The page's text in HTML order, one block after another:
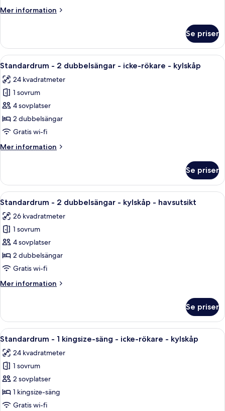
dubbelsängar
rökare
-
balkong
Mer information
Mer
Executive
2
icke-
rökare
-
balkong
Se priser
Öppna
alla
foton
för
Standardrum
-
2
-
kylskåp
Ett hotellrum med två sängar, en
6
Standardrum - 2 dubbelsängar - icke-rökare - kylskåp
24 kvadratmeter
1 sovrum
4 sovplatser
2 dubbelsängar
Gratis wi-fi
Mer information
Mer
-
dubbelsängar
icke-
rökare
kylskåp
Se priser
Öppna
alla
foton
för
Standardrum
-
2
-
havsutsikt
Ett hotellrum med två sängar, en
7
Standardrum - 2 dubbelsängar - kylskåp - havsutsikt
26 kvadratmeter
1 sovrum
4 sovplatser
2 dubbelsängar
Gratis wi-fi
Mer information
Mer
-
dubbelsängar
kylskåp
havsutsikt
Se priser
Öppna
alla
foton
för
Standardrum
-
1
Ett hotellrum med en stor säng, två
6
Standardrum - 1 kingsize-säng - icke-rökare - kylskåp
24 kvadratmeter
1 sovrum
2 sovplatser
1 kingsize-säng
Gratis wi-fi